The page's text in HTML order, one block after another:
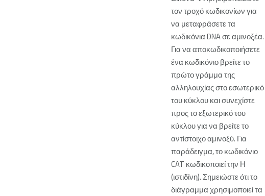
τον τροχό κωδικονίων για
να μεταφράσετε τα
κωδικόνια DNA σε αμινοξέα.
Για να αποκωδικοποιήσετε
ένα κωδικόνιο βρείτε το
πρώτο γράμμα της
αλληλουχίας στο εσωτερικό
του κύκλου και συνεχίστε
προς το εξωτερικό του
κύκλου για να βρείτε το
αντίστοιχο αμινοξύ. Για
παράδειγμα, το κωδικόνιο
CAT κωδικοποιεί την Η
(ιστιδίνη). Σημειώστε ότι το
διάγραμμα χρησιμοποιεί τα